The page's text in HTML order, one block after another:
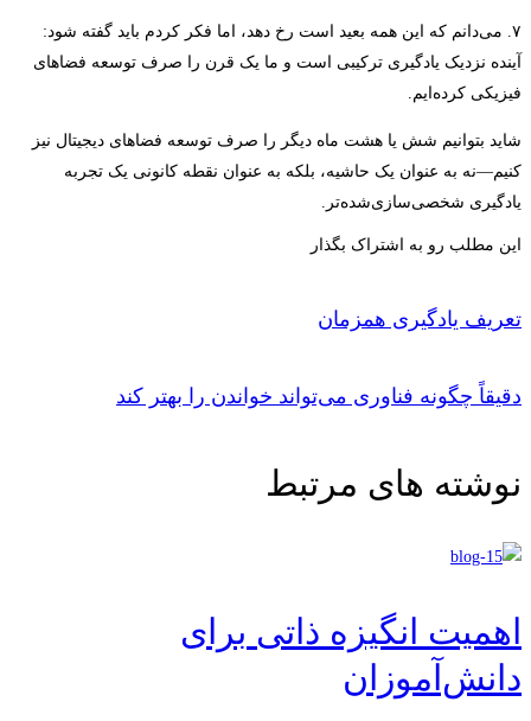
۷. می‌دانم که این همه بعید است رخ دهد، اما فکر کردم باید گفته شود:
آینده نزدیک یادگیری ترکیبی است و ما یک قرن را صرف توسعه فضاهای
فیزیکی کرده‌ایم.
شاید بتوانیم شش یا هشت ماه دیگر را صرف توسعه فضاهای دیجیتال نیز
کنیم—نه به عنوان یک حاشیه، بلکه به عنوان نقطه کانونی یک تجربه
یادگیری شخصی‌سازی‌شده‌تر.
این مطلب رو به اشتراک بگذار
تعریف یادگیری همزمان
دقیقاً چگونه فناوری می‌تواند خواندن را بهتر کند
نوشته های مرتبط
اهمیت انگیزه ذاتی برای
دانش‌آموزان